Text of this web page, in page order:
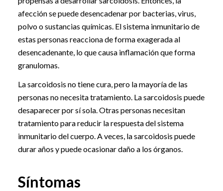
afección se puede desencadenar por bacterias, virus,
polvo o sustancias químicas. El sistema inmunitario de
estas personas reacciona de forma exagerada al
desencadenante, lo que causa inflamación que forma
granulomas.
La sarcoidosis no tiene cura, pero la mayoría de las
personas no necesita tratamiento. La sarcoidosis puede
desaparecer por sí sola. Otras personas necesitan
tratamiento para reducir la respuesta del sistema
inmunitario del cuerpo. A veces, la sarcoidosis puede
durar años y puede ocasionar daño a los órganos.
Síntomas